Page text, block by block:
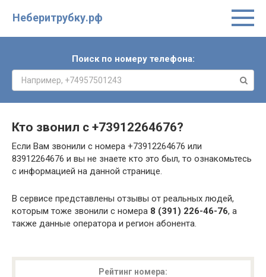
Неберитрубку.рф
Поиск по номеру телефона:
Кто звонил с +73912264676?
Если Вам звонили с номера +73912264676 или
83912264676 и вы не знаете кто это был, то ознакомьтесь
с информацией на данной странице.
В сервисе представлены отзывы от реальных людей,
которым тоже звонили с номера 8 (391) 226-46-76, а
также данные оператора и регион абонента.
Рейтинг номера: